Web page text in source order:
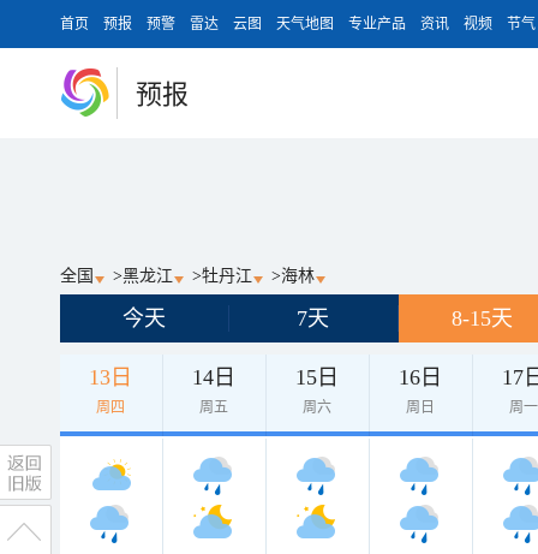
首页 预报 预警 雷达 云图 天气地图 专业产品 资讯 视频 节气
预报
全国 >黑龙江 >牡丹江 >海林
今天 7天 8-15天
13日
周四
14日
周五
15日
周六
16日
周日
17
周一